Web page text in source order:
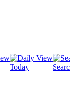
Today